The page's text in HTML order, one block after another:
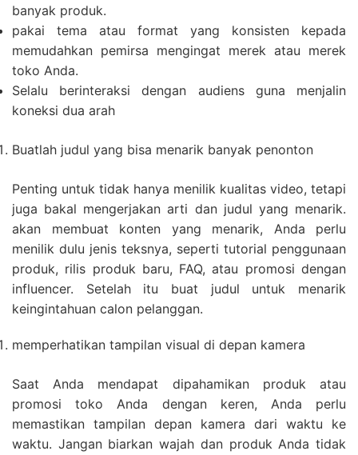
banyak produk.
pakai tema atau format yang konsisten kepada
memudahkan pemirsa mengingat merek atau merek
toko Anda.
Selalu berinteraksi dengan audiens guna menjalin
koneksi dua arah
Buatlah judul yang bisa menarik banyak penonton
Penting untuk tidak hanya menilik kualitas video, tetapi
juga bakal mengerjakan arti dan judul yang menarik.
akan membuat konten yang menarik, Anda perlu
menilik dulu jenis teksnya, seperti tutorial penggunaan
produk, rilis produk baru, FAQ, atau promosi dengan
influencer. Setelah itu buat judul untuk menarik
keingintahuan calon pelanggan.
memperhatikan tampilan visual di depan kamera
Saat Anda mendapat dipahamikan produk atau
promosi toko Anda dengan keren, Anda perlu
memastikan tampilan depan kamera dari waktu ke
waktu. Jangan biarkan wajah dan produk Anda tidak